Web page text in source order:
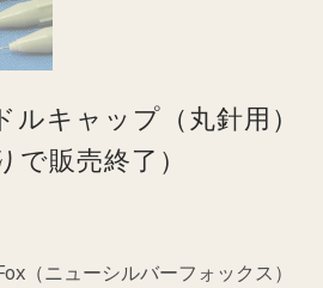
キャップ（丸針用）
で販売終了）
（ニューシルバーフォックス）